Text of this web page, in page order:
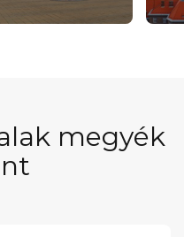
megyék